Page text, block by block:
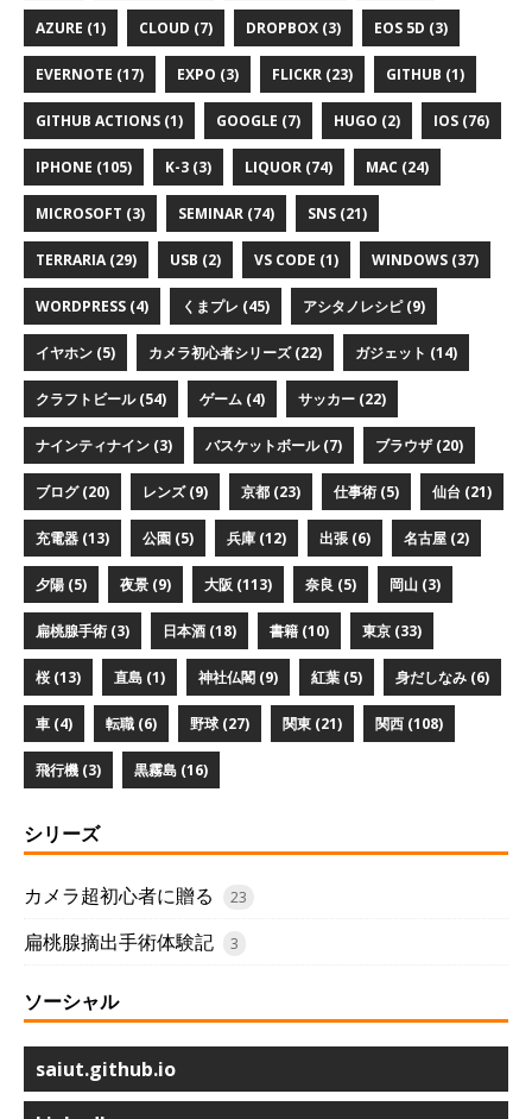
AZURE (1) CLOUD (7) DROPBOX (3) EOS 5D (3)
EVERNOTE (17) EXPO (3) FLICKR (23) GITHUB (1)
GITHUB ACTIONS (1) GOOGLE (7) HUGO (2) IOS (76)
IPHONE (105) K-3 (3) LIQUOR (74) MAC (24)
MICROSOFT (3) SEMINAR (74) SNS (21)
TERRARIA (29) USB (2) VS CODE (1) WINDOWS (37)
WORDPRESS (4) くまプレ (45) アシタノレシピ (9)
イヤホン (5) カメラ初心者シリーズ (22) ガジェット (14)
クラフトビール (54) ゲーム (4) サッカー (22)
ナインティナイン (3) バスケットボール (7) ブラウザ (20)
ブログ (20) レンズ (9) 京都 (23) 仕事術 (5) 仙台 (21)
充電器 (13) 公園 (5) 兵庫 (12) 出張 (6) 名古屋 (2)
夕陽 (5) 夜景 (9) 大阪 (113) 奈良 (5) 岡山 (3)
扁桃腺手術 (3) 日本酒 (18) 書籍 (10) 東京 (33)
桜 (13) 直島 (1) 神社仏閣 (9) 紅葉 (5) 身だしなみ (6)
車 (4) 転職 (6) 野球 (27) 関東 (21) 関西 (108)
飛行機 (3) 黒霧島 (16)
シリーズ
カメラ超初心者に贈る 23
扁桃腺摘出手術体験記 3
ソーシャル
saiut.github.io